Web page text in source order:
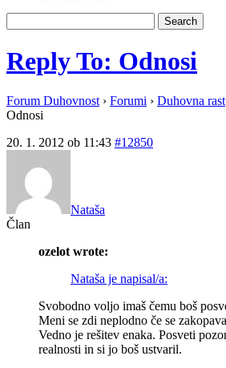
Reply To: Odnosi
Forum Duhovnost › Forumi › Duhovna rast
Odnosi
20. 1. 2012 ob 11:43 #12850
Nataša
Član
ozelot wrote:
Nataša je napisal/a:
Svobodno voljo imaš čemu boš
Meni se zdi neplodno če se
Vedno je rešitev enaka. Posveti
realnosti in si jo boš ustvaril.